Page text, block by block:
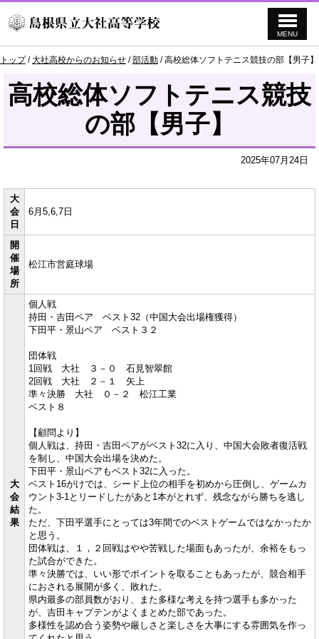
MENU
現
トップ/大社高校からのお知らせ /部活動 /高校総体ソフトテニス競技の部【男子】
高校総体ソフトテニス競技
の部【男子】
2025年07月24日
大
会
日
6月5,6,7日
開
催
場
所
松江市営庭球場
大
会
結
果
個人戦
持田・吉田ペア ベスト32（中国大会出場権獲得）
下田平・景山ペア ベスト３２
団体戦
1回戦 大社 ３－０ 石見智翠館
2回戦 大社 ２－１ 矢上
準々決勝 大社 ０－２ 松江工業
ベスト８
【顧問より】
個人戦は、持田・吉田ペアがベスト32に入り、中国大会敗者復活戦
を制し、中国大会出場を決めた。
下田平・景山ペアもベスト32に入った。
ベスト16がけでは、シード上位の相手を初めから圧倒し、ゲームカ
ウント3-1とリードしたがあと1本がとれず、残念ながら勝ちを逃し
た。
ただ、下田平選手にとっては3年間でのベストゲームではなかったか
と思う。
団体戦は、１，２回戦はやや苦戦した場面もあったが、余裕をもっ
た試合ができた。
準々決勝では、いい形でポイントを取ることもあったが、競合相手
におされる展開が多く、敗れた。
県内最多の部員数がおり、また多様な考えを持つ選手も多かった
が、吉田キャプテンがよくまとめた部であった。
多様性を認め合う姿勢や厳しさと楽しさを大事にする雰囲気を作っ